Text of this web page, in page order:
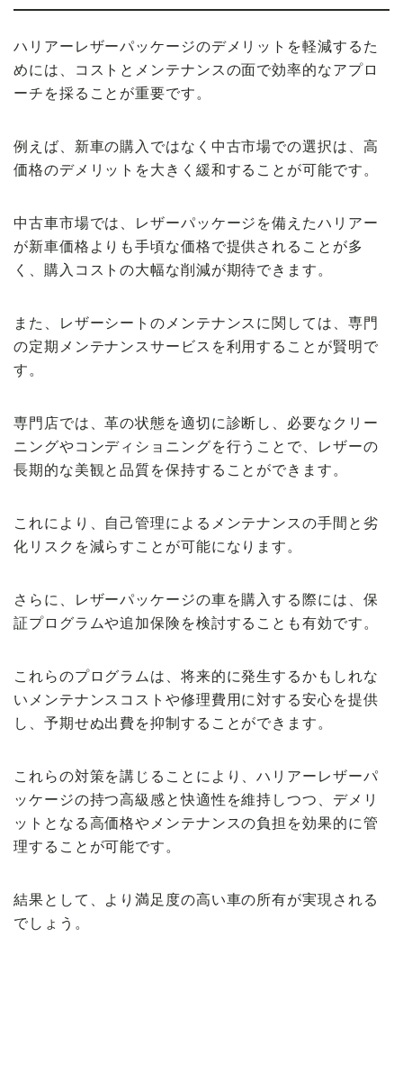
ハリアーレザーパッケージのデメリットを軽減するた
めには、コストとメンテナンスの面で効率的なアプロ
ーチを採ることが重要です。
例えば、新車の購入ではなく中古市場での選択は、高
価格のデメリットを大きく緩和することが可能です。
中古車市場では、レザーパッケージを備えたハリアー
が新車価格よりも手頃な価格で提供されることが多
く、購入コストの大幅な削減が期待できます。
また、レザーシートのメンテナンスに関しては、専門
の定期メンテナンスサービスを利用することが賢明で
す。
専門店では、革の状態を適切に診断し、必要なクリー
ニングやコンディショニングを行うことで、レザーの
長期的な美観と品質を保持することができます。
これにより、自己管理によるメンテナンスの手間と劣
化リスクを減らすことが可能になります。
さらに、レザーパッケージの車を購入する際には、保
証プログラムや追加保険を検討することも有効です。
これらのプログラムは、将来的に発生するかもしれな
いメンテナンスコストや修理費用に対する安心を提供
し、予期せぬ出費を抑制することができます。
これらの対策を講じることにより、ハリアーレザーパ
ッケージの持つ高級感と快適性を維持しつつ、デメリ
ットとなる高価格やメンテナンスの負担を効果的に管
理することが可能です。
結果として、より満足度の高い車の所有が実現される
でしょう。